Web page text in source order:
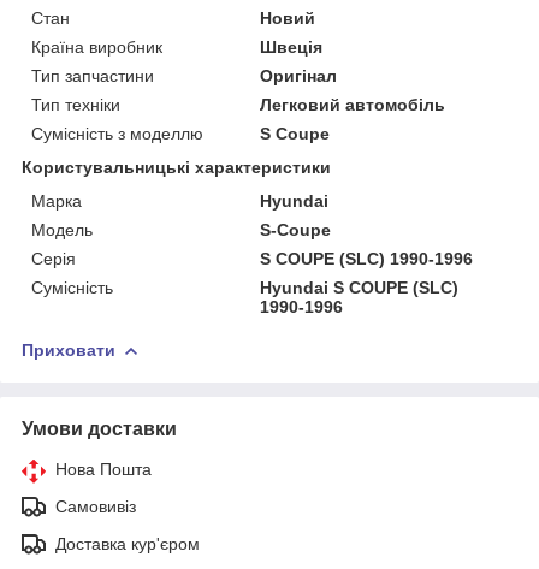
Стан
Новий
Країна виробник
Швеція
Тип запчастини
Оригінал
Тип техніки
Легковий автомобіль
Сумісність з моделлю
S Coupe
Користувальницькі характеристики
Марка
Hyundai
Мoдель
S-Coupe
Серія
S COUPE (SLC) 1990-1996
Сумісність
Hyundai S COUPE (SLC)
1990-1996
Приховати
Умови доставки
Нова Пошта
Самовивіз
Доставка кур'єром